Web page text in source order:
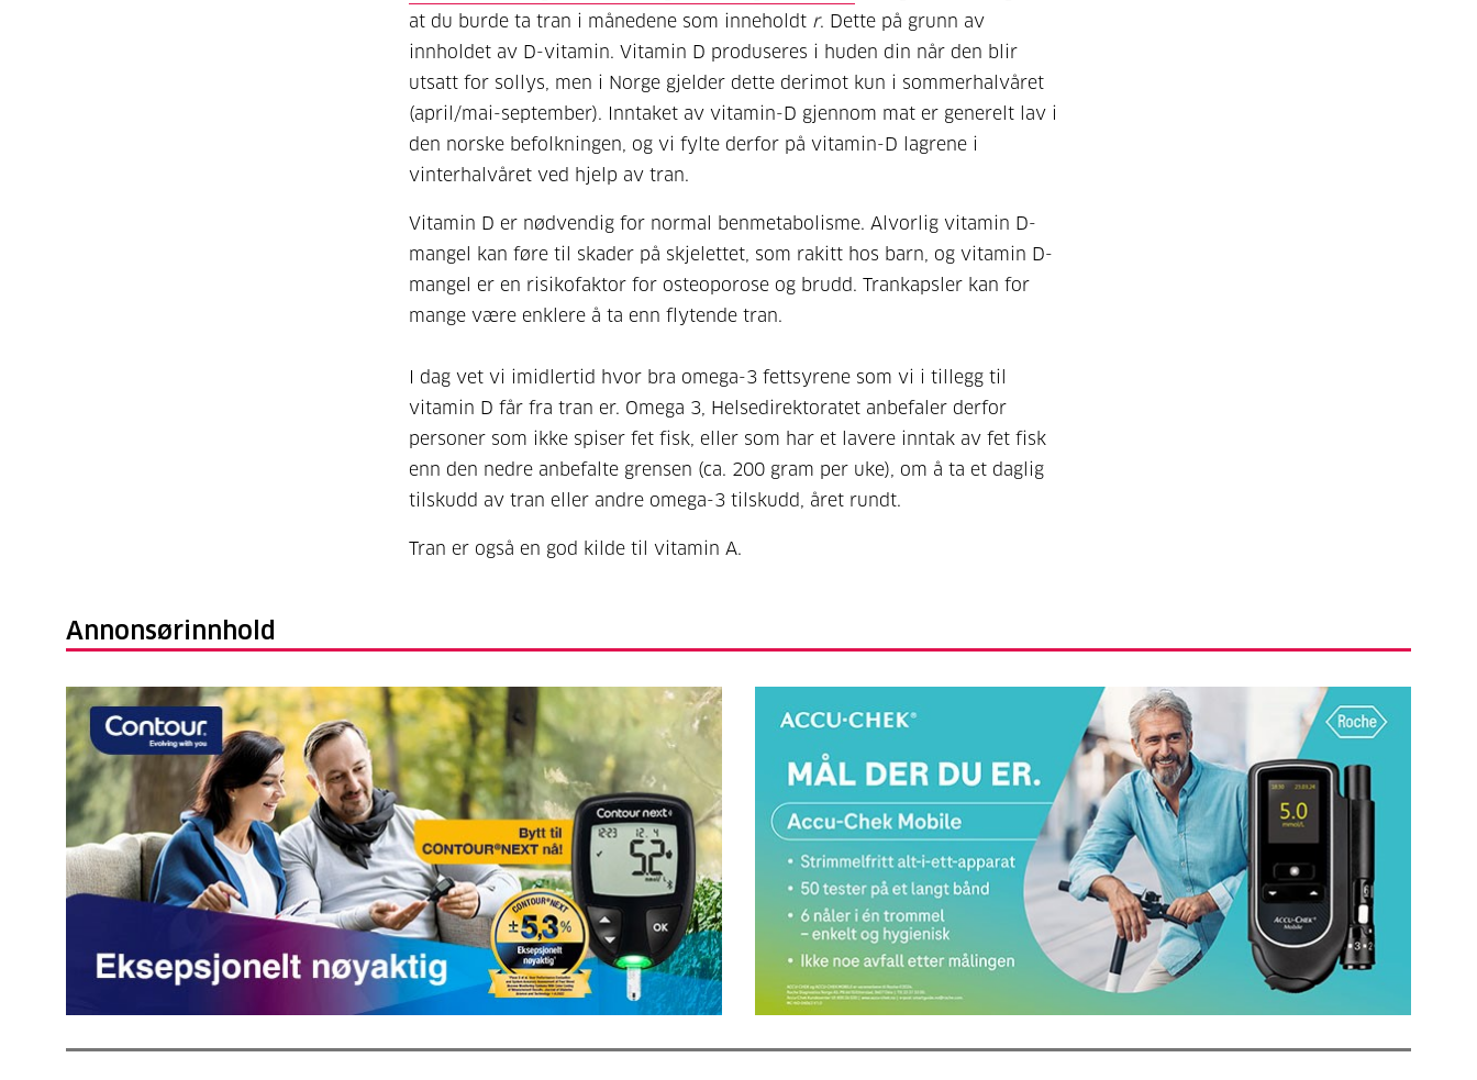
at du burde ta tran i månedene som inneholdt r. Dette på grunn av
innholdet av D-vitamin. Vitamin D produseres i huden din når den blir
utsatt for sollys, men i Norge gjelder dette derimot kun i sommerhalvåret
(april/mai-september). Inntaket av vitamin-D gjennom mat er generelt lav i
den norske befolkningen, og vi fylte derfor på vitamin-D lagrene i
vinterhalvåret ved hjelp av tran.
Vitamin D er nødvendig for normal benmetabolisme. Alvorlig vitamin D-
mangel kan føre til skader på skjelettet, som rakitt hos barn, og vitamin D-
mangel er en risikofaktor for osteoporose og brudd. Trankapsler kan for
mange være enklere å ta enn flytende tran.
I dag vet vi imidlertid hvor bra omega-3 fettsyrene som vi i tillegg til
vitamin D får fra tran er. Omega 3, Helsedirektoratet anbefaler derfor
personer som ikke spiser fet fisk, eller som har et lavere inntak av fet fisk
enn den nedre anbefalte grensen (ca. 200 gram per uke), om å ta et daglig
tilskudd av tran eller andre omega-3 tilskudd, året rundt.
Tran er også en god kilde til vitamin A.
Annonsørinnhold